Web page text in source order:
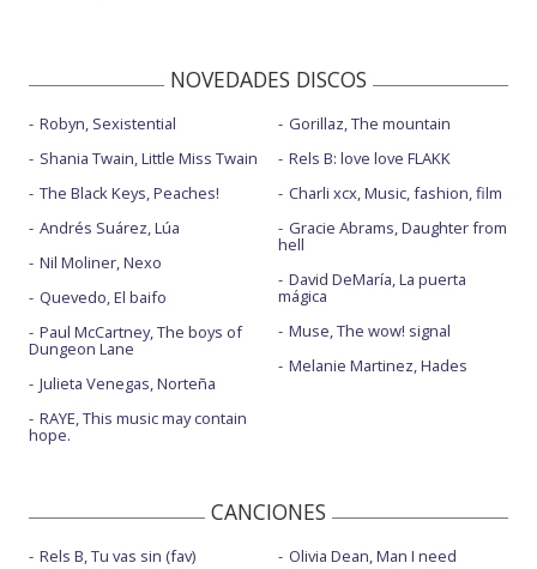
NOVEDADES DISCOS
Robyn, Sexistential
Shania Twain, Little Miss Twain
The Black Keys, Peaches!
Andrés Suárez, Lúa
Nil Moliner, Nexo
Quevedo, El baifo
Paul McCartney, The boys of
Dungeon Lane
Julieta Venegas, Norteña
RAYE, This music may contain
hope.
Gorillaz, The mountain
Rels B: love love FLAKK
Charli xcx, Music, fashion, film
Gracie Abrams, Daughter from
hell
David DeMaría, La puerta
mágica
Muse, The wow! signal
Melanie Martinez, Hades
CANCIONES
Rels B, Tu vas sin (fav) Olivia Dean, Man I need